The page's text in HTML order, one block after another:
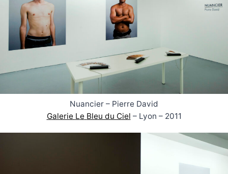
Nuancier – Pierre David
Galerie Le Bleu du Ciel – Lyon – 2011